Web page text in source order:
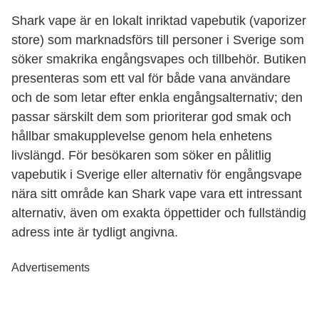
Shark vape är en lokalt inriktad vapebutik (vaporizer
store) som marknadsförs till personer i Sverige som
söker smakrika engångsvapes och tillbehör. Butiken
presenteras som ett val för både vana användare
och de som letar efter enkla engångsalternativ; den
passar särskilt dem som prioriterar god smak och
hållbar smakupplevelse genom hela enhetens
livslängd. För besökaren som söker en pålitlig
vapebutik i Sverige eller alternativ för engångsvape
nära sitt område kan Shark vape vara ett intressant
alternativ, även om exakta öppettider och fullständig
adress inte är tydligt angivna.
Advertisements